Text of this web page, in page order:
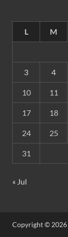
L
M
3 4
10 11
17 18
24 25
31
« Jul
Copyright © 2026